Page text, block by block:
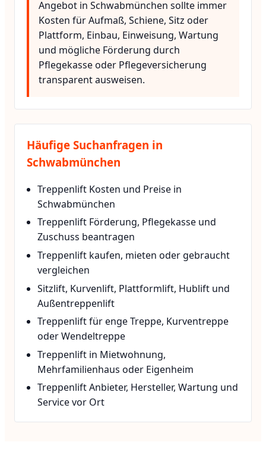
Angebot in Schwabmünchen sollte immer
Kosten für Aufmaß, Schiene, Sitz oder
Plattform, Einbau, Einweisung, Wartung
und mögliche Förderung durch
Pflegekasse oder Pflegeversicherung
transparent ausweisen.
Häufige Suchanfragen in
Schwabmünchen
Treppenlift Kosten und Preise in
Schwabmünchen
Treppenlift Förderung, Pflegekasse und
Zuschuss beantragen
Treppenlift kaufen, mieten oder gebraucht
vergleichen
Sitzlift, Kurvenlift, Plattformlift, Hublift und
Außentreppenlift
Treppenlift für enge Treppe, Kurventreppe
oder Wendeltreppe
Treppenlift in Mietwohnung,
Mehrfamilienhaus oder Eigenheim
Treppenlift Anbieter, Hersteller, Wartung und
Service vor Ort